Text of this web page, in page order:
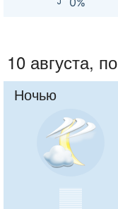
10 августа,
Ночью